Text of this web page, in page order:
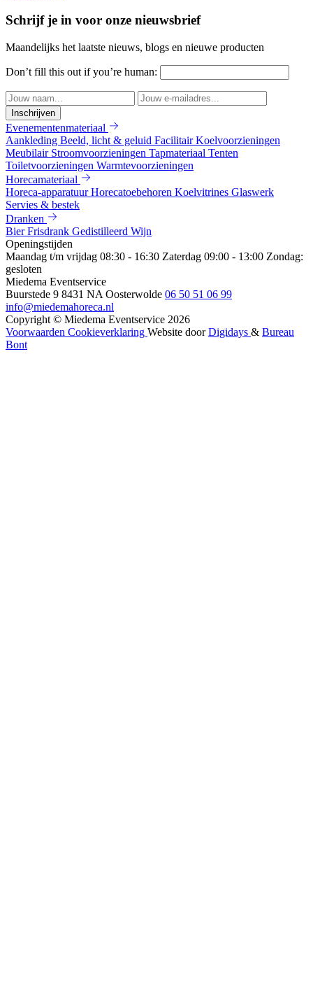
Schrijf je in voor onze nieuwsbrief
Maandelijks het laatste nieuws, blogs en nieuwe producten
Don’t fill this out if you’re human:
Inschrijven
Evenementenmateriaal
Aankleding Beeld, licht & geluid FacilitairKoelvoorzieningen
Meubilair Stroomvoorzieningen Tapmateriaal Tenten
Toiletvoorzieningen Warmtevoorzieningen
Horecamateriaal
Horeca-apparatuurHorecatoebehoren Koelvitrines Glaswerk
Servies & bestek
Dranken
BierFrisdrank Gedistilleerd Wijn
Openingstijden
Maandag t/m vrijdag 08:30 - 16:30 Zaterdag 09:00 - 13:00 Zondag:
gesloten
Miedema Eventservice
Buurstede 9 8431 NA Oosterwolde 06 50 51 06 99
info@miedemahoreca.nl
Copyright © Miedema Eventservice 2026
Voorwaarden Cookieverklaring Website doorDigidays & Bureau
Bont